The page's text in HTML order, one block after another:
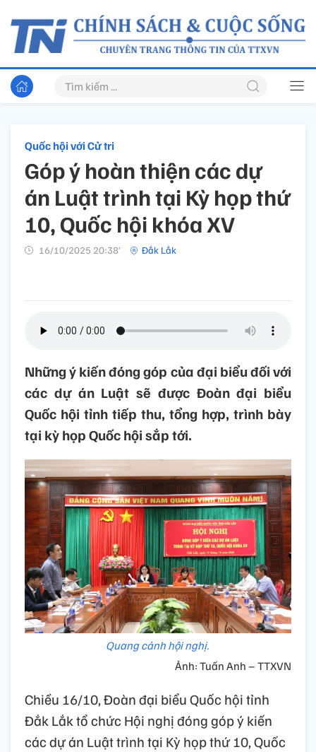
Quốc hội với Cử tri
Góp ý hoàn thiện các dự
án Luật trình tại Kỳ họp thứ
10, Quốc hội khóa XV
16/10/2025 20:38’ Đắk Lắk
Những ý kiến đóng góp của đại biểu đối với
các dự án Luật sẽ được Đoàn đại biểu
Quốc hội tỉnh tiếp thu, tổng hợp, trình bày
tại kỳ họp Quốc hội sắp tới.
Quang cảnh hội nghị.
Ảnh: Tuấn Anh – TTXVN
Chiều 16/10, Đoàn đại biểu Quốc hội tỉnh
Đắk Lắk tổ chức Hội nghị đóng góp ý kiến
các dự án Luật trình tại Kỳ họp thứ 10, Quốc